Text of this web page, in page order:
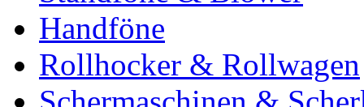
Handföne
Rollhocker & Rollwagen